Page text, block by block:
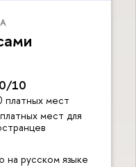
10
платных мест
мест для
русском языке